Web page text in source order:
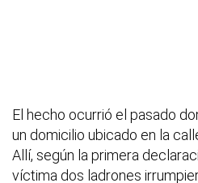
El hecho ocurrió el pasado
un domicilio ubicado en la
Allí, según la primera
víctima dos ladrones